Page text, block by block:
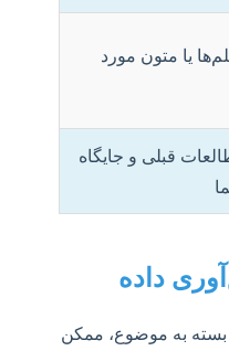
یا متون مورد
قبلی و جایگاه
داده
بسته به موضوع، ممکن